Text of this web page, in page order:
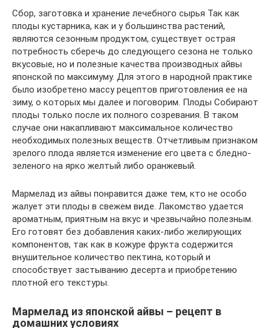
Сбор, заготовка и хранение лечебного сырья Так как
плоды кустарника, как и у большинства растений,
являются сезонным продуктом, существует острая
потребность сберечь до следующего сезона не только
вкусовые, но и полезные качества производных айвы
японской по максимуму. Для этого в народной практике
было изобретено массу рецептов приготовления ее на
зиму, о которых мы далее и поговорим. Плоды Собирают
плоды только после их полного созревания. В таком
случае они накапливают максимальное количество
необходимых полезных веществ. Отчетливым признаком
зрелого плода является изменение его цвета с бледно-
зеленого на ярко желтый либо оранжевый.
Мармелад из айвы понравится даже тем, кто не особо
жалует эти плоды в свежем виде. Лакомство удается
ароматным, приятным на вкус и чрезвычайно полезным.
Его готовят без добавления каких-либо желирующих
компонентов, так как в кожуре фрукта содержится
внушительное количество пектина, который и
способствует застыванию десерта и приобретению
плотной его текстуры.
Мармелад из японской айвы – рецепт в
домашних условиях